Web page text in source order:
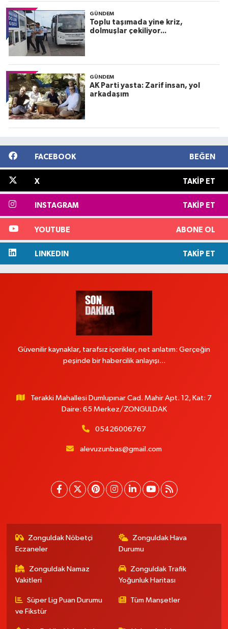
GÜNDEM
Toplu taşımada yine kriz,
dolmuşlar çekiliyor...
GÜNDEM
AK Parti yasta: Zarif insan, yol
arkadaşım
FACEBOOK BEĞEN
X TAKIP ET
INSTAGRAM TAKIP ET
YOUTUBE ABONE OL
LINKEDIN TAKIP ET
Güvenilir kaynaklar, tarafsız içerikler, net anlatım: Gerçeğin
peşinde bir habercilik anlayışı...
Terakki Mahallesi Dumlupınar Cad. Mahir Apt. 12, Kat: 7
Daire: 65 Merkez/ZONGULDAK
05426006767
alevuzunbas@gmail.com
Zonguldak Nöbetçi
Eczaneler
Zonguldak Hava
Durumu
Zonguldak Namaz
Vakitleri
Zonguldak Trafik
Yoğunluk Haritası
Süper Lig Puan Durumu
ve Fikstür
Tüm Manşetler